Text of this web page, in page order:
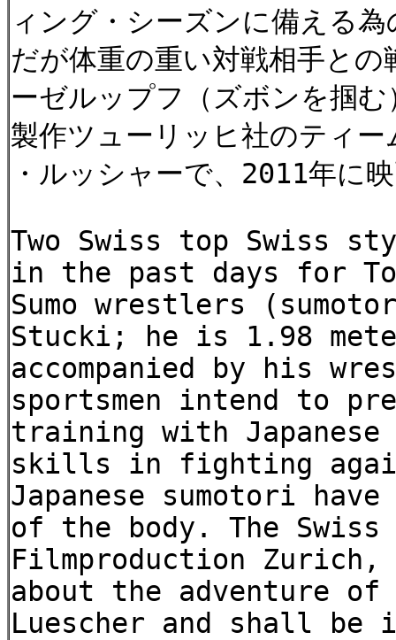
ィング・シーズンに備える
だが体重の重い対戦相手と
ーゼルップフ（ズボンを掴
製作ツューリッヒ社のティ
・ルッシャーで、2011年に
Two Swiss top Swiss
in the past days for
Sumo wrestlers
Stucki; he is 1.98
accompanied by his
sportsmen intend to
training with
skills in fighting
Japanese sumotori
of the body. The
Filmproduction
about the adventure
Luescher and shall be